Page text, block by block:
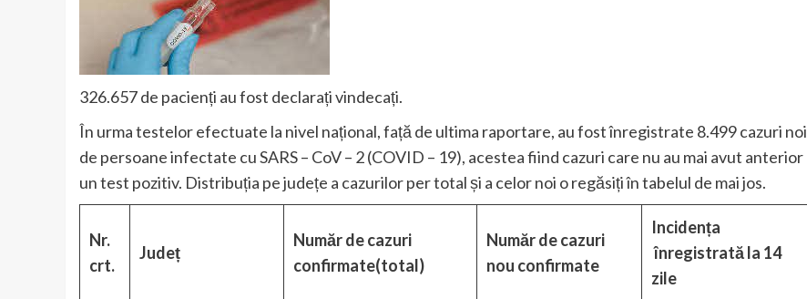
326.657 de pacienți au fost declarați vindecați.
În urma testelor efectuate la nivel național, față de ultima raportare, au fost înregistrate 8.499 cazuri noi
de persoane infectate cu SARS – CoV – 2 (COVID – 19), acestea fiind cazuri care nu au mai avut anterior
un test pozitiv. Distribuția pe județe a cazurilor per total și a celor noi o regăsiți în tabelul de mai jos.
Nr.
crt.
Județ
Număr de cazuri
confirmate(total)
Număr de cazuri
nou confirmate
Incidența
înregistrată la 14
zile